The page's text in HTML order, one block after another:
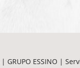
GRUPO ESSINO |